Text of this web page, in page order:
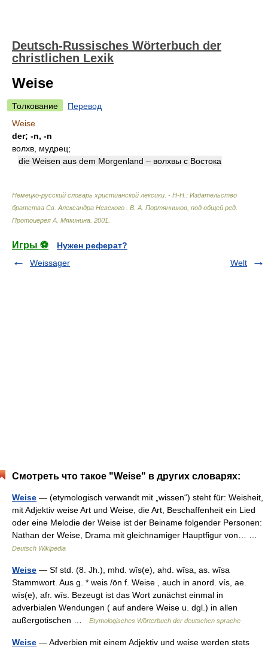
Deutsch-Russisches Wörterbuch der
christlichen Lexik
Weise
Толкование
Перевод
Weise
der; -n, -n
волхв, мудрец;
die Weisen aus dem Morgenland – волхвы с Востока
Немецко-русский словарь христианской лексики. - Н-Н.: Издательство
братства Св. Александра Невского
В. А. Портянников, под общей ред.
Протоиерея А. Мякинина 2001
Игры ⚽
Нужен реферат?
Weissager
Welt
Смотреть что такое "Weise" в других словарях:
Weise — (etymologisch verwandt mit „wissen“) steht für: Weisheit,
mit Adjektiv weise Art und Weise, die Art, Beschaffenheit ein Lied
oder eine Melodie der Weise ist der Beiname folgender Personen:
Nathan der Weise, Drama mit gleichnamiger Hauptfigur von… …
Deutsch Wikipedia
Weise — Sf std. (8. Jh.), mhd. wīs(e), ahd. wīsa, as. wīsa
Stammwort. Aus g. * weis /ōn f. Weise , auch in anord. vís, ae.
wīs(e), afr. wīs. Bezeugt ist das Wort zunächst einmal in
adverbialen Wendungen ( auf andere Weise u. dgl.) in allen
außergotischen …
Etymologisches Wörterbuch der deutschen sprache
Weise — Adverbien mit einem Adjektiv und weise werden stets